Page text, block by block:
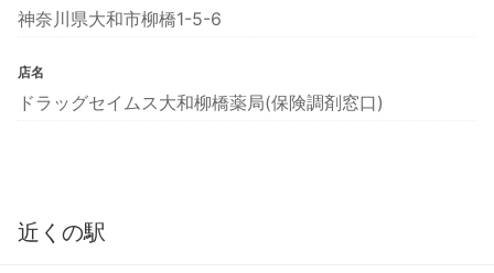
神奈川県大和市柳橋1-5-6
店名
ドラッグセイムス大和柳橋薬局(保険調剤窓口)
近くの駅